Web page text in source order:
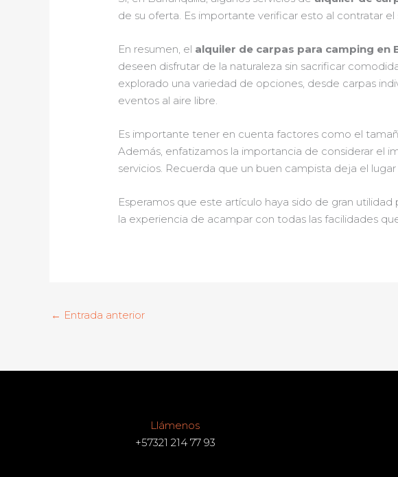
de su oferta. Es importante verificar esto al contratar el
En resumen, el alquiler de carpas para camping en
deseen disfrutar de la naturaleza sin sacrificar
explorado una variedad de opciones, desde carpas
eventos al aire libre.
Es importante tener en cuenta factores como el
Además, enfatizamos la importancia de considerar el
servicios. Recuerda que un buen campista deja el
Esperamos que este artículo haya sido de gran
la experiencia de acampar con todas las facilidades
← Entrada anterior
Llámenos
+57321 214 77 93